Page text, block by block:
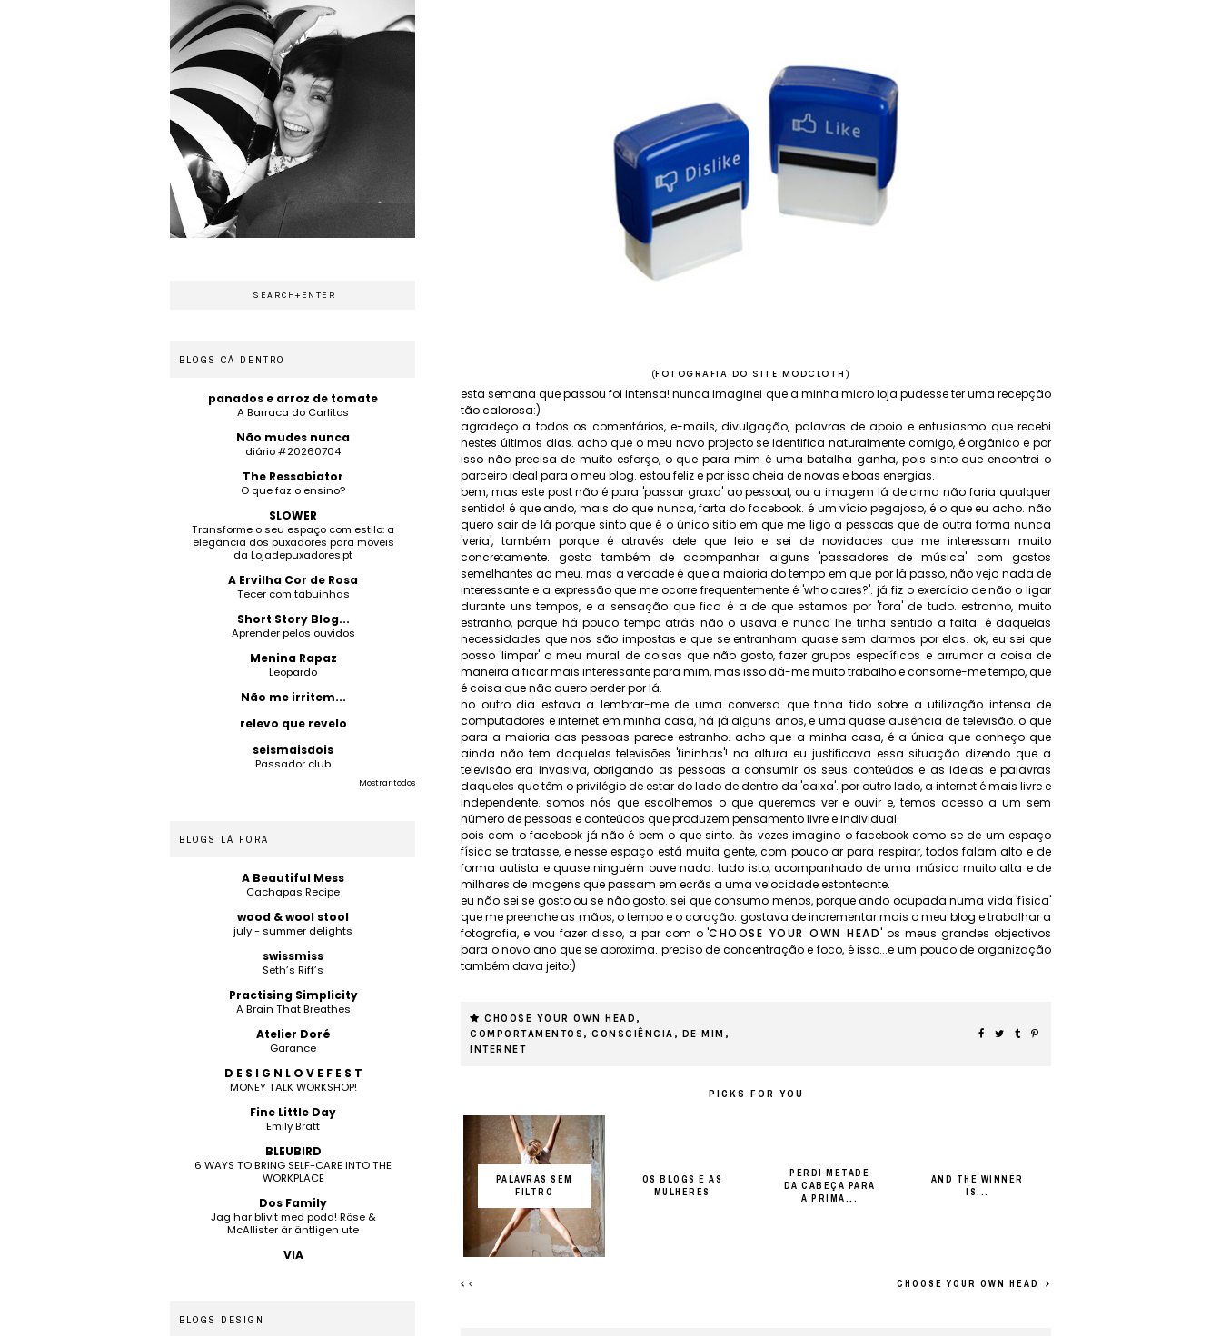
(FOTOGRAFIA DO SITE MODCLOTH )
esta semana que passou foi intensa! nunca imaginei que a minha micro loja pudesse ter uma recepção
tão calorosa:)
agradeço a todos os comentários, e-mails, divulgação, palavras de apoio e entusiasmo que recebi
nestes últimos dias. acho que o meu novo projecto se identifica naturalmente comigo, é orgânico e por
isso não precisa de muito esforço, o que para mim é uma batalha ganha, pois sinto que encontrei o
parceiro ideal para o meu blog. estou feliz e por isso cheia de novas e boas energias.
bem, mas este post não é para 'passar graxa' ao pessoal, ou a imagem lá de cima não faria qualquer
sentido! é que ando, mais do que nunca, farta do facebook. é um vício pegajoso, é o que eu acho. não
quero sair de lá porque sinto que é o único sítio em que me ligo a pessoas que de outra forma nunca
'veria', também porque é através dele que leio e sei de novidades que me interessam muito
concretamente. gosto também de acompanhar alguns 'passadores de música' com gostos
semelhantes ao meu. mas a verdade é que a maioria do tempo em que por lá passo, não vejo nada de
interessante e a expressão que me ocorre frequentemente é 'who cares?'. já fiz o exercício de não o ligar
durante uns tempos, e a sensação que fica é a de que estamos por 'fora' de tudo. estranho, muito
estranho, porque há pouco tempo atrás não o usava e nunca lhe tinha sentido a falta. é daquelas
necessidades que nos são impostas e que se entranham quase sem darmos por elas. ok, eu sei que
posso 'limpar' o meu mural de coisas que não gosto, fazer grupos específicos e arrumar a coisa de
maneira a ficar mais interessante para mim, mas isso dá-me muito trabalho e consome-me tempo, que
é coisa que não quero perder por lá.
no outro dia estava a lembrar-me de uma conversa que tinha tido sobre a utilização intensa de
computadores e internet em minha casa, há já alguns anos, e uma quase ausência de televisão. o que
para a maioria das pessoas parece estranho. acho que a minha casa, é a única que conheço que
ainda não tem daquelas televisões 'fininhas'! na altura eu justificava essa situação dizendo que a
televisão era invasiva, obrigando as pessoas a consumir os seus conteúdos e as ideias e palavras
daqueles que têm o privilégio de estar do lado de dentro da 'caixa'. por outro lado, a internet é mais livre e
independente. somos nós que escolhemos o que queremos ver e ouvir e, temos acesso a um sem
número de pessoas e conteúdos que produzem pensamento livre e individual.
pois com o facebook já não é bem o que sinto. às vezes imagino o facebook como se de um espaço
físico se tratasse, e nesse espaço está muita gente, com pouco ar para respirar, todos falam alto e de
forma autista e quase ninguém ouve nada. tudo isto, acompanhado de uma música muito alta e de
milhares de imagens que passam em ecrãs a uma velocidade estonteante.
eu não sei se gosto ou se não gosto. sei que consumo menos, porque ando ocupada numa vida 'física'
que me preenche as mãos, o tempo e o coração. gostava de incrementar mais o meu blog e trabalhar a
fotografia, e vou fazer disso, a par com o 'CHOOSE YOUR OWN HEAD' os meus grandes objectivos
para o novo ano que se aproxima. preciso de concentração e foco, é isso...e um pouco de organização
também dava jeito:)
CHOOSE YOUR OWN HEAD ,
COMPORTAMENTOS , CONSCIÊNCIA , DE MIM ,
INTERNET
PICKS FOR YOU
PALAVRAS SEM
FILTRO
OS BLOGS E AS
MULHERES
PERDI METADE
DA CABEÇA PARA
A PRIMA...
AND THE WINNER
IS...
CHOOSE YOUR OWN HEAD
BLOGS CÁ DENTRO
panados e arroz de tomate
A Barraca do Carlitos
Não mudes nunca
diário #20260704
The Ressabiator
O que faz o ensino?
SLOWER
Transforme o seu espaço com estilo: a
elegância dos puxadores para móveis
da Lojadepuxadores.pt
A Ervilha Cor de Rosa
Tecer com tabuinhas
Short Story Blog...
Aprender pelos ouvidos
Menina Rapaz
Leopardo
Não me irritem...
relevo que revelo
seismaisdois
Passador club
Mostrar todos
BLOGS LÁ FORA
A Beautiful Mess
Cachapas Recipe
wood & wool stool
july - summer delights
swissmiss
Seth’s Riff’s
Practising Simplicity
A Brain That Breathes
Atelier Doré
Garance
D E S I G N L O V E F E S T
MONEY TALK WORKSHOP!
Fine Little Day
Emily Bratt
BLEUBIRD
6 WAYS TO BRING SELF-CARE INTO THE
WORKPLACE
Dos Family
Jag har blivit med podd! Röse &
McAllister är äntligen ute
VIA
BLOGS DESIGN